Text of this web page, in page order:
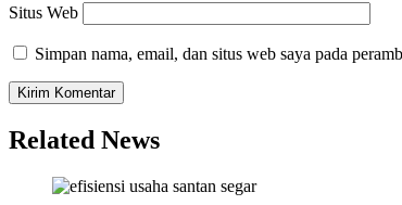
Situs Web
Simpan nama, email, dan situs web saya pada
Related News